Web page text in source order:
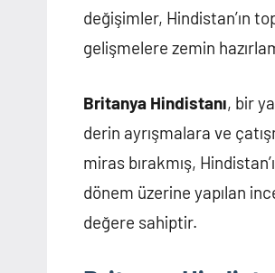
değişimler, Hindistan’ın
gelişmelere zemin
Britanya Hindistanı, bir
derin ayrışmalara ve
miras bırakmış,
dönem üzerine yapılan
değere sahiptir.